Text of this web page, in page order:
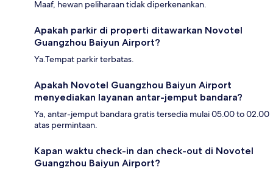
Maaf, hewan peliharaan tidak diperkenankan.
Apakah parkir di properti ditawarkan Novotel
Guangzhou Baiyun Airport?
Ya.Tempat parkir terbatas.
Apakah Novotel Guangzhou Baiyun Airport
menyediakan layanan antar-jemput bandara?
Ya, antar-jemput bandara gratis tersedia mulai 05.00 to 02.00
atas permintaan.
Kapan waktu check-in dan check-out di Novotel
Guangzhou Baiyun Airport?